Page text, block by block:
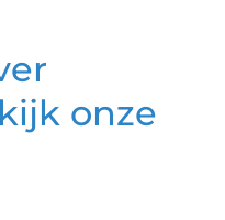
onze